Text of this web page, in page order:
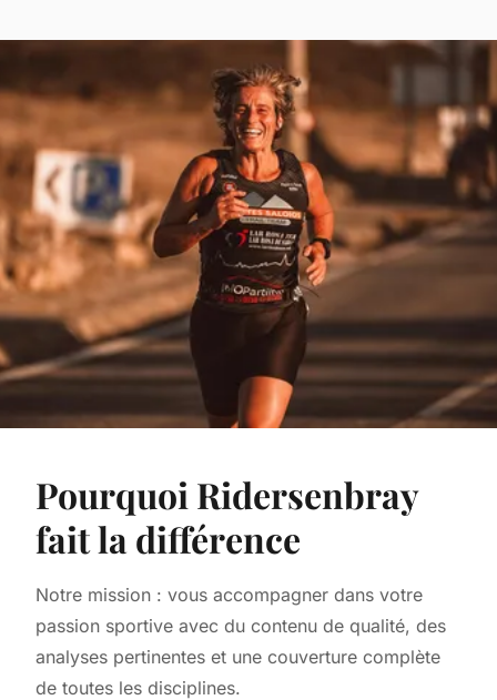
Pourquoi Ridersenbray
fait la différence
Notre mission : vous accompagner dans votre
passion sportive avec du contenu de qualité, des
analyses pertinentes et une couverture complète
de toutes les disciplines.